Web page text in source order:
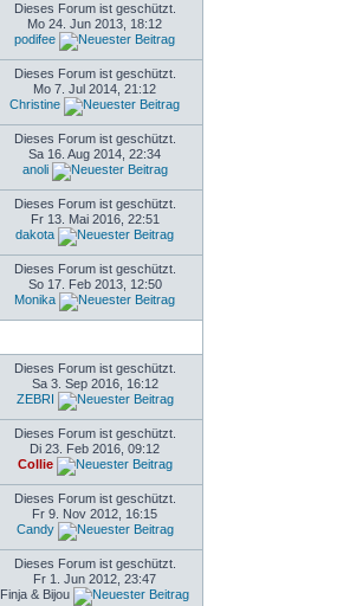
Dieses Forum ist geschützt.
Mo 24. Jun 2013, 18:12
podifee
Dieses Forum ist geschützt.
Mo 7. Jul 2014, 21:12
Christine
Dieses Forum ist geschützt.
Sa 16. Aug 2014, 22:34
anoli
Dieses Forum ist geschützt.
Fr 13. Mai 2016, 22:51
dakota
Dieses Forum ist geschützt.
So 17. Feb 2013, 12:50
Monika
Dieses Forum ist geschützt.
Sa 3. Sep 2016, 16:12
ZEBRI
Dieses Forum ist geschützt.
Di 23. Feb 2016, 09:12
Collie
Dieses Forum ist geschützt.
Fr 9. Nov 2012, 16:15
Candy
Dieses Forum ist geschützt.
Fr 1. Jun 2012, 23:47
Finja & Bijou